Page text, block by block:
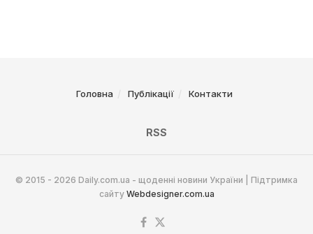
Головна Публікації Контакти
RSS
© 2015 - 2026 Daily.com.ua - щоденні новини України | Підтримка
сайту Webdesigner.com.ua